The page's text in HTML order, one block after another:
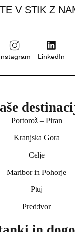
V STIK Z
Instagram LinkedIn
Portorož – Piran
Kranjska Gora
Celje
Maribor in Pohorje
Ptuj
Preddvor